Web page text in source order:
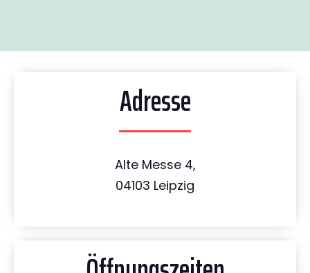
Adresse
Alte Messe 4,
04103 Leipzig